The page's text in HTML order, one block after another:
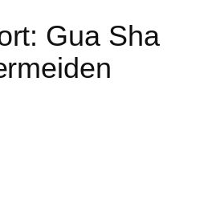
Gua Sha